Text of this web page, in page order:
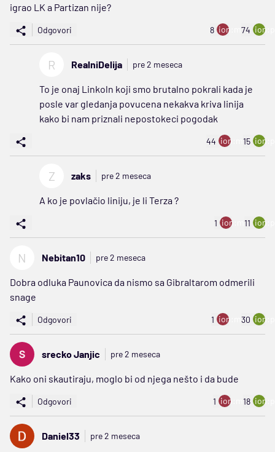
igrao LK a Partizan nije?
Odgovori 8 ion:minus
74
R RealniDelija pre 2 meseca
To je onaj Linkoln koji smo brutalno pokrali kada je
posle var gledanja povucena nekakva kriva linija
kako bi nam priznali nepostokeci pogodak
44 ion:minus
15
Z zaks pre 2 meseca
A ko je povlačio liniju, je li Terza ?
1 ion:minus
11
N Nebitan10 pre 2 meseca
Dobra odluka Paunovica da nismo sa Gibraltarom odmerili
snage
Odgovori 1 ion:minus
30
srecko Janjic pre 2 meseca
Kako oni skautiraju, moglo bi od njega nešto i da bude
Odgovori 1 ion:minus
18
Daniel33 pre 2 meseca